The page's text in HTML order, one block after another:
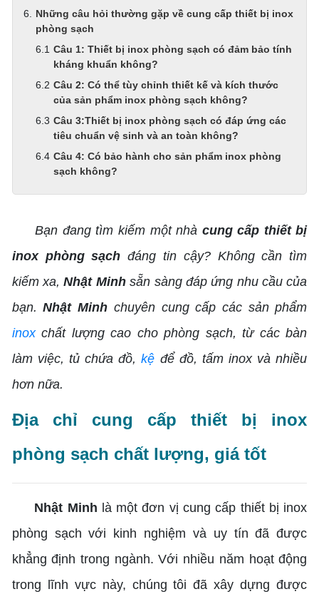
Những câu hỏi thường gặp về cung cấp thiết bị inox
phòng sạch
Câu 1: Thiết bị inox phòng sạch có đảm bảo tính
kháng khuẩn không?
Câu 2: Có thể tùy chỉnh thiết kế và kích thước
của sản phẩm inox phòng sạch không?
Câu 3:Thiết bị inox phòng sạch có đáp ứng các
tiêu chuẩn vệ sinh và an toàn không?
Câu 4: Có bảo hành cho sản phẩm inox phòng
sạch không?
Bạn đang tìm kiếm một nhà cung cấp thiết bị
inox phòng sạch đáng tin cậy? Không cần tìm
kiếm xa,Nhật Minhsẵn sàng đáp ứng nhu cầu của
bạn.Nhật Minh chuyên cung cấp các sản phẩm
inoxchất lượng cao cho phòng sạch, từ các bàn
làm việc, tủ chứa đồ,kệ để đồ, tấm inox và nhiều
hơn nữa.
Địa chỉ cung cấp thiết bị inox
phòng sạch chất lượng, giá tốt
Nhật Minh là một đơn vị cung cấp thiết bị inox
phòng sạch với kinh nghiệm và uy tín đã được
khẳng định trong ngành. Với nhiều năm hoạt động
trong lĩnh vực này, chúng tôi đã xây dựng được